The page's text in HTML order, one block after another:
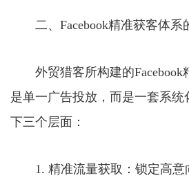
二、Facebook精准获客体系
外贸猎客所构建的Facebook
是单一广告投放，而是一套系统
下三个层面：
1. 精准流量获取：锁定高意